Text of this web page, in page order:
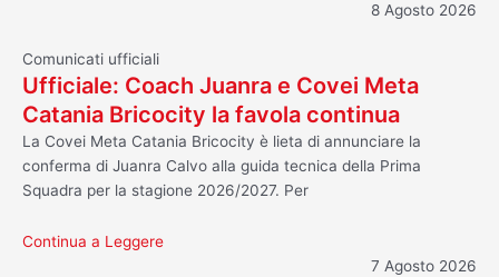
8 Agosto 2026
Comunicati ufficiali
Ufficiale: Coach Juanra e Covei Meta
Catania Bricocity la favola continua
La Covei Meta Catania Bricocity è lieta di annunciare la
conferma di Juanra Calvo alla guida tecnica della Prima
Squadra per la stagione 2026/2027. Per
Continua a Leggere
7 Agosto 2026